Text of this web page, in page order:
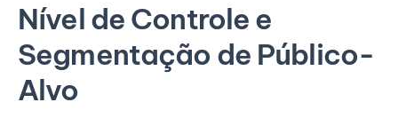
Nível de Controle e
Segmentação de Público-
Alvo